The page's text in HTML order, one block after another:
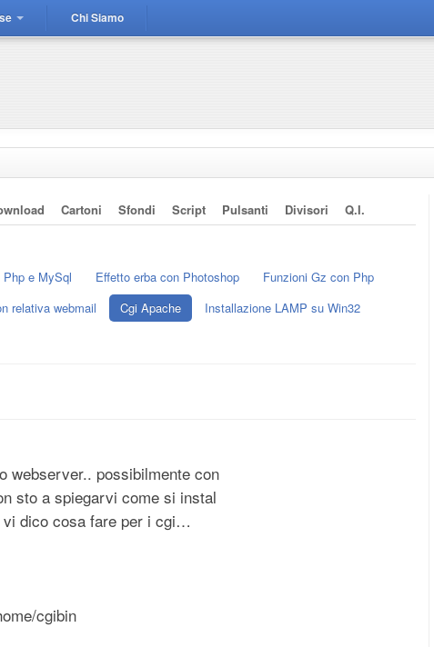
Chi Siamo
Cartoni Sfondi Script Pulsanti Divisori
Q.i.
e MySql Effetto erba con Photoshop
Funzioni Gz con Php
relativa webmail Cgi Apache
Installazione LAMP su Win32
webserver.. possibilmente con
sto a spiegarvi come si instal
vi dico cosa fare per i cgi…
cgibin